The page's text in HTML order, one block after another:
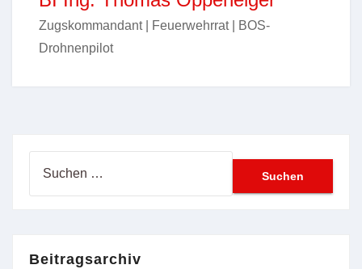
Zugskommandant | Feuerwehrrat | BOS-
Drohnenpilot
Beitragsarchiv